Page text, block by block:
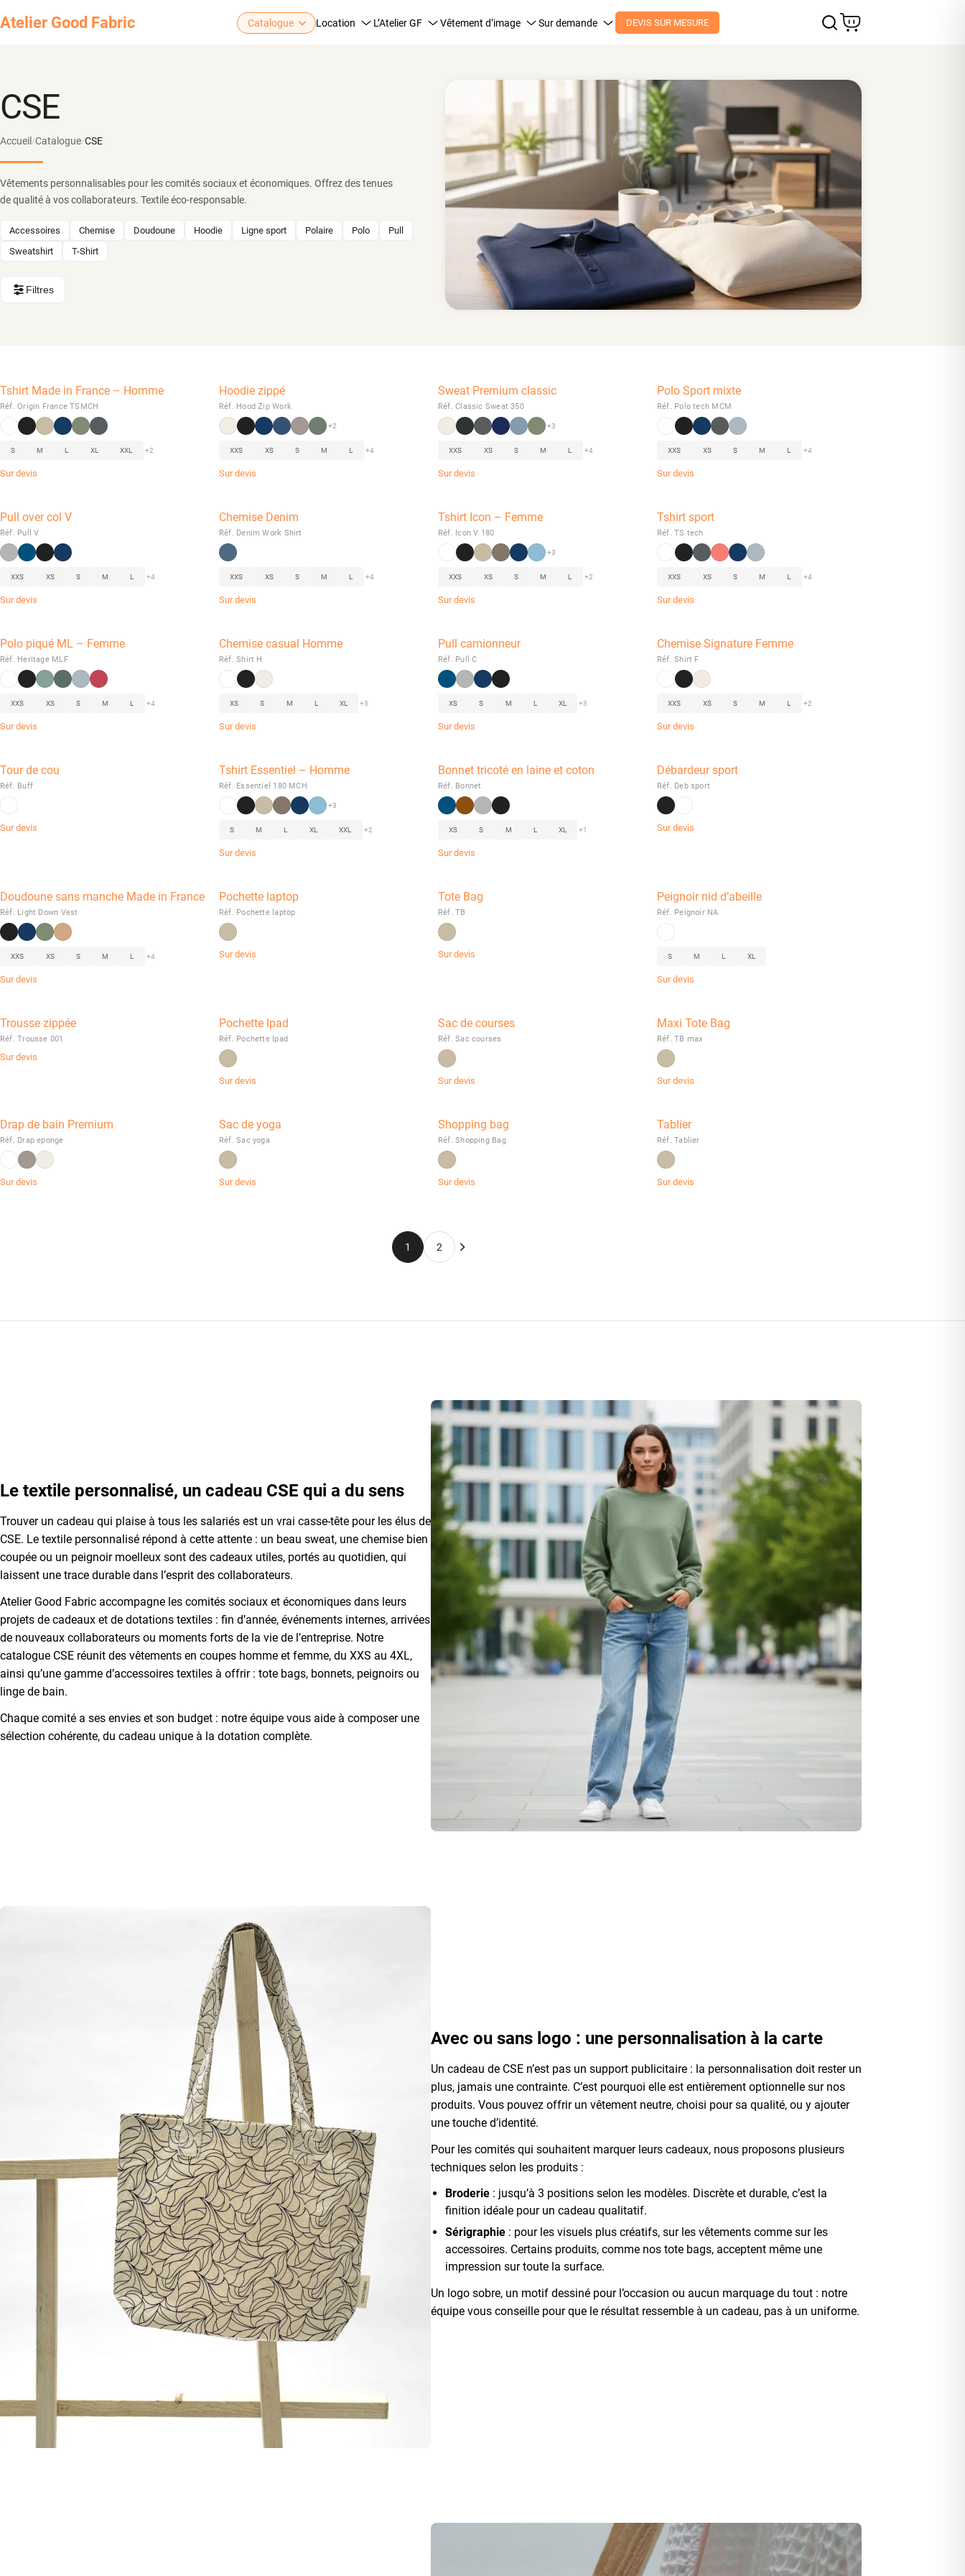
Atelier Good Fabric Catalogue Location L’Atelier GF Vêtement d’image Sur demande DEVIS SUR MESURE
CSE
Accueil/Catalogue/CSE
Vêtements personnalisables pour les comités sociaux et économiques. Offrez des tenues
de qualité à vos collaborateurs. Textile éco-responsable.
Accessoires Chemise Doudoune Hoodie Ligne sport Polaire Polo
Pull
Sweatshirt
T-Shirt
Filtres
Tshirt Made in France – Homme
Réf. Origin France TSMCH
S M L XL XXL +2
Sur devis
Hoodie zippé
Réf. Hood Zip Work
+2
XXS XS S M L +4
Sur devis
Sweat Premium classic
Réf. Classic Sweat 350
+3
XXS XS S M L +4
Sur devis
Polo Sport mixte
Réf. Polo tech MCM
XXS XS S M L +4
Sur devis
Pull over col V
Réf. Pull V
XXS XS S M L +4
Sur devis
Chemise Denim
Réf. Denim Work Shirt
XXS XS S M L +4
Sur devis
Tshirt Icon – Femme
Réf. Icon V 180
+3
XXS XS S M L +2
Sur devis
Tshirt sport
Réf. TS tech
XXS XS S M L +4
Sur devis
Polo piqué ML – Femme
Réf. Heritage MLF
XXS XS S M L +4
Sur devis
Chemise casual Homme
Réf. Shirt H
XS S M L XL +3
Sur devis
Pull camionneur
Réf. Pull C
XS S M L XL +3
Sur devis
Chemise Signature Femme
Réf. Shirt F
XXS XS S M L +2
Sur devis
Tour de cou
Réf. Buff
Sur devis
Tshirt Essentiel – Homme
Réf. Essentiel 180 MCH
+3
S M L XL XXL +2
Sur devis
Bonnet tricoté en laine et coton
Réf. Bonnet
XS S M L XL +1
Sur devis
Débardeur sport
Réf. Deb sport
Sur devis
Doudoune sans manche Made in France
Réf. Light Down Vest
XXS XS S M L +4
Sur devis
Pochette laptop
Réf. Pochette laptop
Sur devis
Tote Bag
Réf. TB
Sur devis
Peignoir nid d’abeille
Réf. Peignoir NA
S M L XL
Sur devis
Trousse zippée
Réf. Trousse 001
Sur devis
Pochette Ipad
Réf. Pochette Ipad
Sur devis
Sac de courses
Réf. Sac courses
Sur devis
Maxi Tote Bag
Réf. TB max
Sur devis
Drap de bain Premium
Réf. Drap eponge
Sur devis
Sac de yoga
Réf. Sac yoga
Sur devis
Shopping bag
Réf. Shopping Bag
Sur devis
Tablier
Réf. Tablier
Sur devis
1 2
Le textile personnalisé, un cadeau CSE qui a du sens
Trouver un cadeau qui plaise à tous les salariés est un vrai casse-tête pour les élus de
CSE. Le textile personnalisé répond à cette attente : un beau sweat, une chemise bien
coupée ou un peignoir moelleux sont des cadeaux utiles, portés au quotidien, qui
laissent une trace durable dans l’esprit des collaborateurs.
Atelier Good Fabric accompagne les comités sociaux et économiques dans leurs
projets de cadeaux et de dotations textiles : fin d’année, événements internes, arrivées
de nouveaux collaborateurs ou moments forts de la vie de l’entreprise. Notre
catalogue CSE réunit des vêtements en coupes homme et femme, du XXS au 4XL,
ainsi qu’une gamme d’accessoires textiles à offrir : tote bags, bonnets, peignoirs ou
linge de bain.
Chaque comité a ses envies et son budget : notre équipe vous aide à composer une
sélection cohérente, du cadeau unique à la dotation complète.
Avec ou sans logo : une personnalisation à la carte
Un cadeau de CSE n’est pas un support publicitaire : la personnalisation doit rester un
plus, jamais une contrainte. C’est pourquoi elle est entièrement optionnelle sur nos
produits. Vous pouvez offrir un vêtement neutre, choisi pour sa qualité, ou y ajouter
une touche d’identité.
Pour les comités qui souhaitent marquer leurs cadeaux, nous proposons plusieurs
techniques selon les produits :
Broderie : jusqu’à 3 positions selon les modèles. Discrète et durable, c’est la
finition idéale pour un cadeau qualitatif.
Sérigraphie : pour les visuels plus créatifs, sur les vêtements comme sur les
accessoires. Certains produits, comme nos tote bags, acceptent même une
impression sur toute la surface.
Un logo sobre, un motif dessiné pour l’occasion ou aucun marquage du tout : notre
équipe vous conseille pour que le résultat ressemble à un cadeau, pas à un uniforme.